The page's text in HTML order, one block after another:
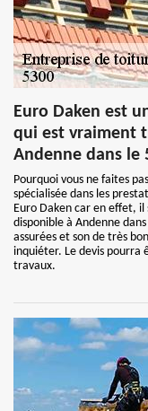
Euro Daken est
qui est vraiment
Andenne dans le
Pourquoi vous ne faites
spécialisée dans les
Euro Daken car en effet,
disponible à Andenne
assurées et son de très
inquiéter. Le devis pourra
travaux.